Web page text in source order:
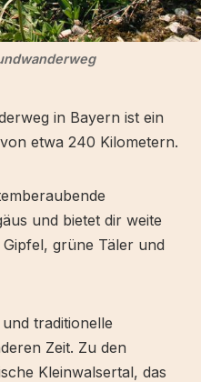
in Bayern ist ein
etwa 240 Kilometern.
und bietet dir weite
grüne Täler und
traditionelle
Zeit. Zu den
Kleinwalsertal, das